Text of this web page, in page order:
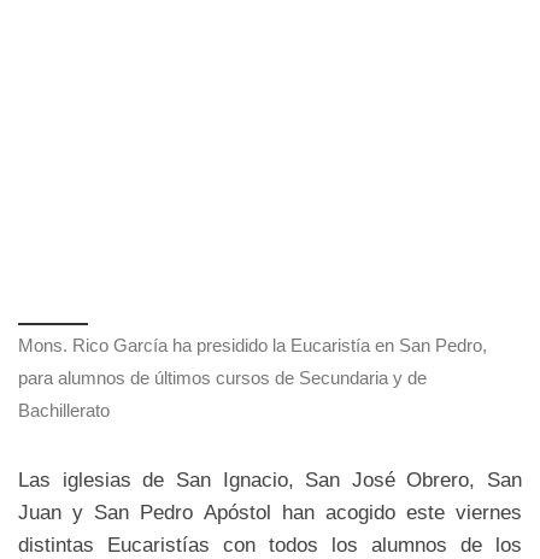
Mons. Rico García ha presidido la Eucaristía en San Pedro,
para alumnos de últimos cursos de Secundaria y de
Bachillerato
Las iglesias de San Ignacio, San José Obrero, San
Juan y San Pedro Apóstol han acogido este viernes
distintas Eucaristías con todos los alumnos de los